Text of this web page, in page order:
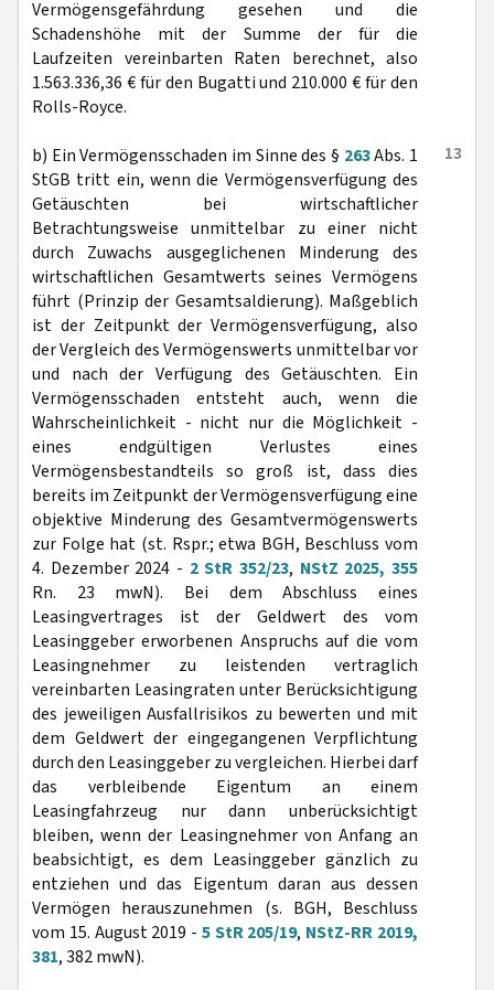
Vermögensgefährdung gesehen und die
Schadenshöhe mit der Summe der für die
Laufzeiten vereinbarten Raten berechnet, also
1.563.336,36 € für den Bugatti und 210.000 € für den
Rolls-Royce.
13
b) Ein Vermögensschaden im Sinne des § 263Abs. 1
StGB tritt ein, wenn die Vermögensverfügung des
Getäuschten bei wirtschaftlicher
Betrachtungsweise unmittelbar zu einer nicht
durch Zuwachs ausgeglichenen Minderung des
wirtschaftlichen Gesamtwerts seines Vermögens
führt (Prinzip der Gesamtsaldierung). Maßgeblich
ist der Zeitpunkt der Vermögensverfügung, also
der Vergleich des Vermögenswerts unmittelbar vor
und nach der Verfügung des Getäuschten. Ein
Vermögensschaden entsteht auch, wenn die
Wahrscheinlichkeit - nicht nur die Möglichkeit -
eines endgültigen Verlustes eines
Vermögensbestandteils so groß ist, dass dies
bereits im Zeitpunkt der Vermögensverfügung eine
objektive Minderung des Gesamtvermögenswerts
zur Folge hat (st. Rspr.; etwa BGH, Beschluss vom
4. Dezember 2024 - 2 StR 352/23, NStZ 2025, 355
Rn. 23 mwN). Bei dem Abschluss eines
Leasingvertrages ist der Geldwert des vom
Leasinggeber erworbenen Anspruchs auf die vom
Leasingnehmer zu leistenden vertraglich
vereinbarten Leasingraten unter Berücksichtigung
des jeweiligen Ausfallrisikos zu bewerten und mit
dem Geldwert der eingegangenen Verpflichtung
durch den Leasinggeber zu vergleichen. Hierbei darf
das verbleibende Eigentum an einem
Leasingfahrzeug nur dann unberücksichtigt
bleiben, wenn der Leasingnehmer von Anfang an
beabsichtigt, es dem Leasinggeber gänzlich zu
entziehen und das Eigentum daran aus dessen
Vermögen herauszunehmen (s. BGH, Beschluss
vom 15. August 2019 - 5 StR 205/19, NStZ-RR 2019,
381, 382 mwN).